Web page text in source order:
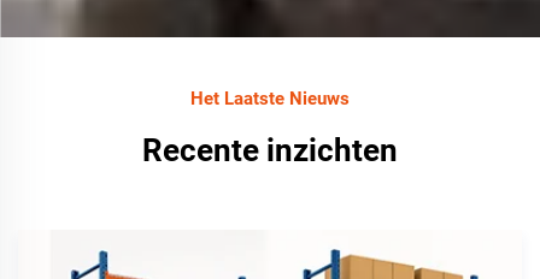
Het Laatste Nieuws
Recente inzichten